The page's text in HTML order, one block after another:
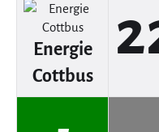
Energie
Cottbus